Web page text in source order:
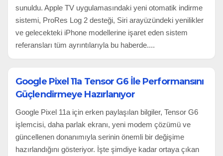
sunuldu. Apple TV uygulamasındaki yeni otomatik indirme
sistemi, ProRes Log 2 desteği, Siri arayüzündeki yenilikler
ve gelecekteki iPhone modellerine işaret eden sistem
referansları tüm ayrıntılarıyla bu haberde....
Google Pixel 11a Tensor G6 İle Performansını
Güçlendirmeye Hazırlanıyor
Google Pixel 11a için erken paylaşılan bilgiler, Tensor G6
işlemcisi, daha parlak ekranı, yeni modem çözümü ve
güncellenen donanımıyla serinin önemli bir değişime
hazırlandığını gösteriyor. İşte şimdiye kadar ortaya çıkan